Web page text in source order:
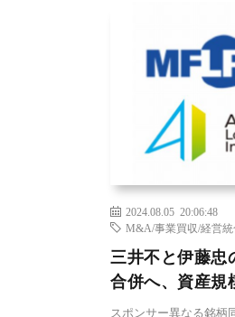
2024.08.05 20:06:48
M&A/事業買収/経営統
三井不と伊藤忠
合併へ、資産規
スポンサー異なる銘柄